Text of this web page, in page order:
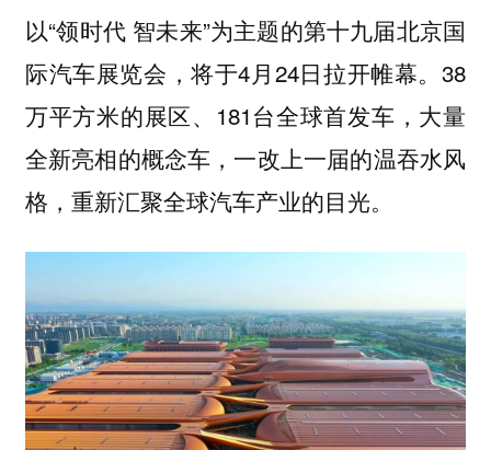
以“领时代 智未来”为主题的第十九届北京国
际汽车展览会，将于4月24日拉开帷幕。38
万平方米的展区、181台全球首发车，大量
全新亮相的概念车，一改上一届的温吞水风
格，重新汇聚全球汽车产业的目光。